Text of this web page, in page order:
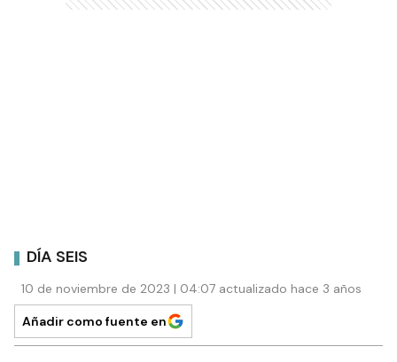
DÍA SEIS
10 de noviembre de 2023 | 04:07 actualizado hace 3 años
Añadir como fuente en